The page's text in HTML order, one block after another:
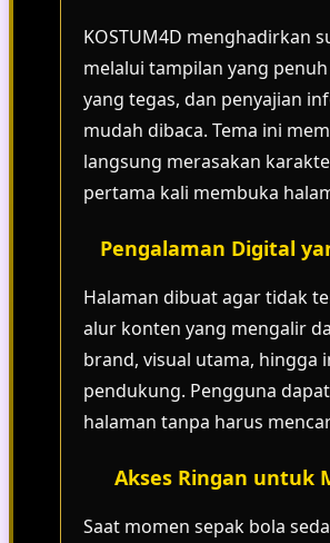
KOSTUM4D menghadirkan
melalui tampilan yang
yang tegas, dan penyajian
mudah dibaca. Tema ini
langsung merasakan
pertama kali membuka
Pengalaman Digital
Halaman dibuat agar tidak
alur konten yang mengalir
brand, visual utama, hingga
pendukung. Pengguna
halaman tanpa harus
Akses Ringan untuk
Saat momen sepak bola